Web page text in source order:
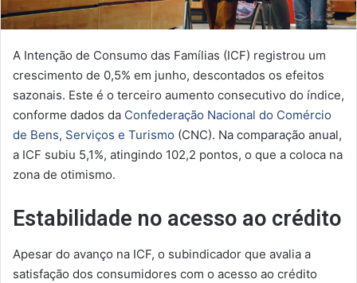
A Intenção de Consumo das Famílias (ICF) registrou um
crescimento de 0,5% em junho, descontados os efeitos
sazonais. Este é o terceiro aumento consecutivo do índice,
conforme dados da Confederação Nacional do Comércio
de Bens, Serviços e Turismo (CNC). Na comparação anual,
a ICF subiu 5,1%, atingindo 102,2 pontos, o que a coloca na
zona de otimismo.
Estabilidade no acesso ao crédito
Apesar do avanço na ICF, o subindicador que avalia a
satisfação dos consumidores com o acesso ao crédito